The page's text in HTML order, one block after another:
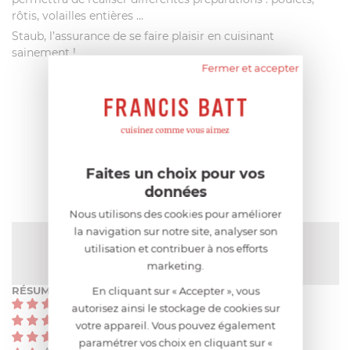
rôtis, volailles entières ...
Staub, l’assurance de se faire plaisir en cuisinant
sainement !
AIDE AU CHOIX
NOTE MOYENNE
Pas encore de note
RÉSUMÉ
(0)
(0)
(0)
Fermer et accepter
Faites un choix pour vos
données
Nous utilisons des cookies pour améliorer
la navigation sur notre site, analyser son
utilisation et contribuer à nos efforts
marketing.
En cliquant sur « Accepter », vous
autorisez ainsi le stockage de cookies sur
votre appareil. Vous pouvez également
paramétrer vos choix en cliquant sur «